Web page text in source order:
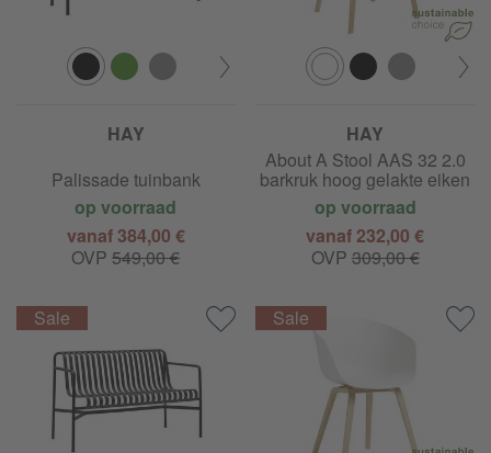
HAY
Palissade tuinbank
op voorraad
vanaf 384,00 €
OVP549,00 €
HAY
About A Stool AAS 32 2.0
barkruk hoog gelakte eiken
op voorraad
vanaf 232,00 €
OVP 309,00 €